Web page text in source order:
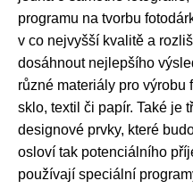
programu na tvorbu
v co nejvyšší kvalitě a
dosáhnout nejlepšího
různé materiály pro výrobu
sklo, textil či papír. Také je
designové prvky, které
osloví tak potenciálního
používají speciální